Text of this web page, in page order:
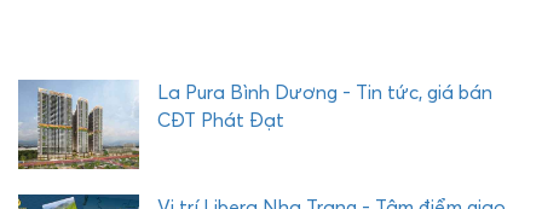
La Pura Bình Dương - Tin tức, giá bán
CĐT Phát Đạt